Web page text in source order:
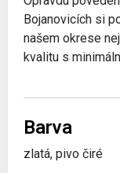
Bojanovicích si
našem okrese
kvalitu s
Barva
zlatá, pivo čiré